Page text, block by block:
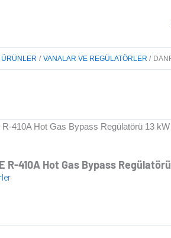
ÜRÜNLER VANALAR VE REGÜLATÖRLER
R-410A Hot Gas Bypass